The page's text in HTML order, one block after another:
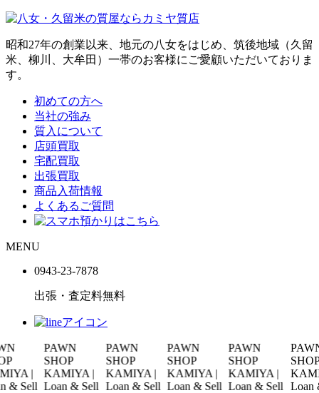
昭和27年の創業以来、地元の八女をはじめ、筑後地域（久留
米、柳川、大牟田）一帯のお客様にご愛顧いただいておりま
す。
初めての方へ
当社の強み
質入について
店頭買取
宅配買取
出張買取
商品入荷情報
よくあるご質問
MENU
0943-23-7878
出張・査定料無料
|
PAWN
SHOP
KAMIYA |
Loan & Sell
PAWN
SHOP
KAMIYA |
Loan & Sell
PAWN
SHOP
KAMIYA |
Loan & Sell
PAWN
SHOP
KAMIYA |
Loan & Sell
PAWN
SHOP
KAMIYA |
Loan &